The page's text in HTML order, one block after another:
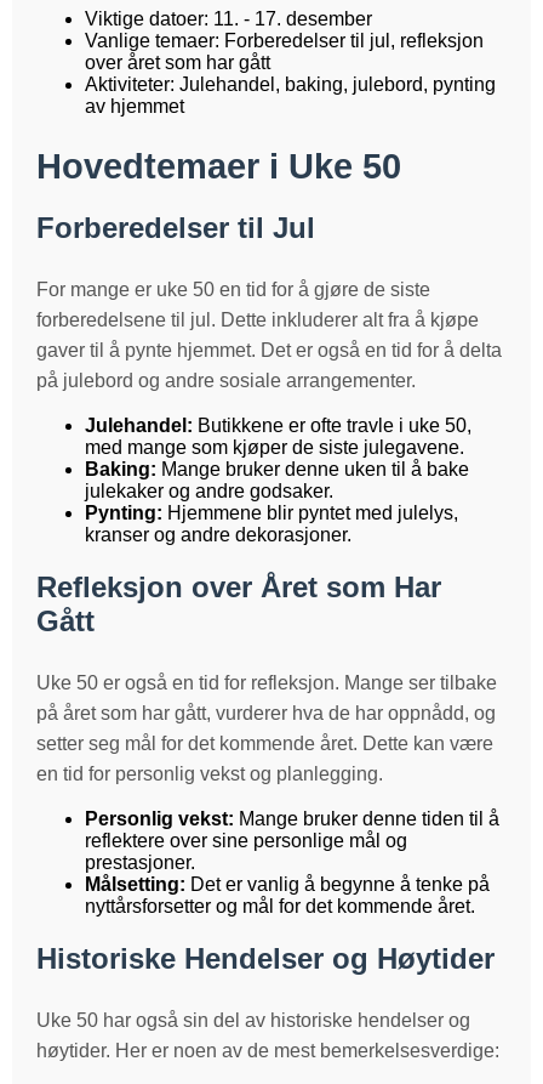
Viktige datoer: 11. - 17. desember
Vanlige temaer: Forberedelser til jul, refleksjon
over året som har gått
Aktiviteter: Julehandel, baking, julebord, pynting
av hjemmet
Hovedtemaer i Uke 50
Forberedelser til Jul
For mange er uke 50 en tid for å gjøre de siste
forberedelsene til jul. Dette inkluderer alt fra å kjøpe
gaver til å pynte hjemmet. Det er også en tid for å delta
på julebord og andre sosiale arrangementer.
Julehandel: Butikkene er ofte travle i uke 50,
med mange som kjøper de siste julegavene.
Baking: Mange bruker denne uken til å bake
julekaker og andre godsaker.
Pynting: Hjemmene blir pyntet med julelys,
kranser og andre dekorasjoner.
Refleksjon over Året som Har
Gått
Uke 50 er også en tid for refleksjon. Mange ser tilbake
på året som har gått, vurderer hva de har oppnådd, og
setter seg mål for det kommende året. Dette kan være
en tid for personlig vekst og planlegging.
Personlig vekst: Mange bruker denne tiden til å
reflektere over sine personlige mål og
prestasjoner.
Målsetting: Det er vanlig å begynne å tenke på
nyttårsforsetter og mål for det kommende året.
Historiske Hendelser og Høytider
Uke 50 har også sin del av historiske hendelser og
høytider. Her er noen av de mest bemerkelsesverdige: